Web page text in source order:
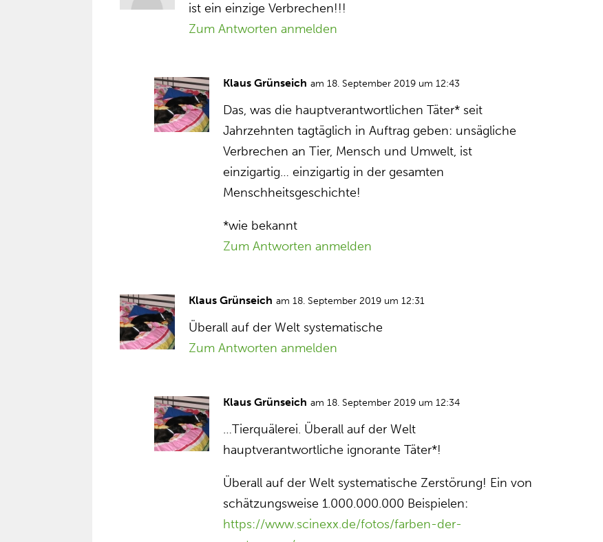
ist ein einzige Verbrechen!!!
Zum Antworten anmelden
Klaus Grünseich am 18. September 2019 um 12:43
Das, was die hauptverantwortlichen Täter* seit
Jahrzehnten tagtäglich in Auftrag geben: unsägliche
Verbrechen an Tier, Mensch und Umwelt, ist
einzigartig… einzigartig in der gesamten
Menschheitsgeschichte!
*wie bekannt
Zum Antworten anmelden
Klaus Grünseich am 18. September 2019 um 12:31
Überall auf der Welt systematische
Zum Antworten anmelden
Klaus Grünseich am 18. September 2019 um 12:34
…Tierquälerei. Überall auf der Welt
hauptverantwortliche ignorante Täter*!
Überall auf der Welt systematische Zerstörung! Ein von
schätzungsweise 1.000.000.000 Beispielen:
https://www.scinexx.de/fotos/farben-der-